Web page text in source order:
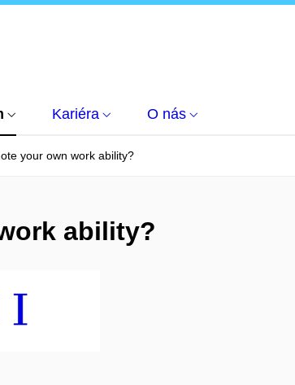
Kariéra O nás
your own work ability?
ability?